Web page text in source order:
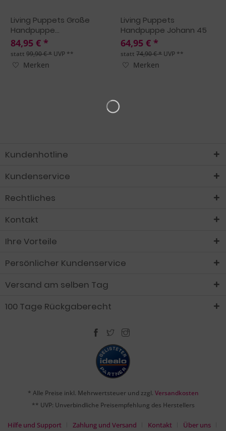
Living Puppets Große
Handpuppe...
84,95 € *
statt99,90 € * UVP **
Merken
Living Puppets
Handpuppe Johann 45
cm
64,95 € *
statt74,90 € * UVP **
Merken
Kundenhotline
Kundenservice
Rechtliches
Kontakt
Ihre Vorteile
Persönlicher Kundenservice
Versand am selben Tag
100 Tage Rückgaberecht
* Alle Preise inkl. Mehrwertsteuer und zzgl. Versandkosten
** UVP: Unverbindliche Preisempfehlung des Herstellers
Hilfe und Support Zahlung und Versand Kontakt Über uns